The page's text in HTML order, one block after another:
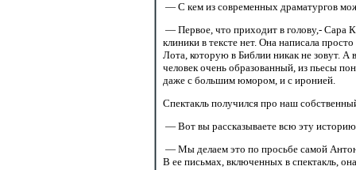
— С кем из современных драматургов
— Первое, что приходит в голову,- Сара
клиники в тексте нет. Она написала
Лота, которую в Библии никак не зовут. А
человек очень образованный, из пьесы
даже с большим юмором, и с иронией.
Спектакль получился про наш
— Вот вы рассказываете всю эту историю
— Мы делаем это по просьбе самой
В ее письмах, включенных в спектакль,